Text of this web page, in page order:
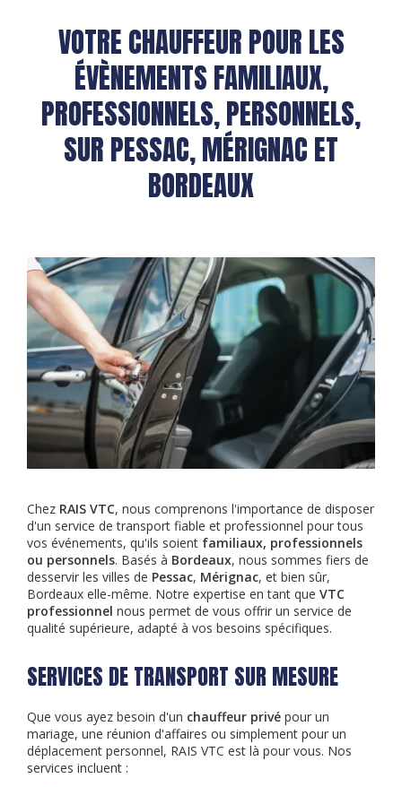
VOTRE CHAUFFEUR POUR LES
ÉVÈNEMENTS FAMILIAUX,
PROFESSIONNELS, PERSONNELS,
SUR PESSAC, MÉRIGNAC ET
BORDEAUX
Chez RAIS VTC, nous comprenons l'importance de disposer
d'un service de transport fiable et professionnel pour tous
vos événements, qu'ils soient familiaux, professionnels
ou personnels. Basés à Bordeaux, nous sommes fiers de
desservir les villes de Pessac, Mérignac, et bien sûr,
Bordeaux elle-même. Notre expertise en tant que VTC
professionnel nous permet de vous offrir un service de
qualité supérieure, adapté à vos besoins spécifiques.
SERVICES DE TRANSPORT SUR MESURE
Que vous ayez besoin d'un chauffeur privé pour un
mariage, une réunion d'affaires ou simplement pour un
déplacement personnel, RAIS VTC est là pour vous. Nos
services incluent :